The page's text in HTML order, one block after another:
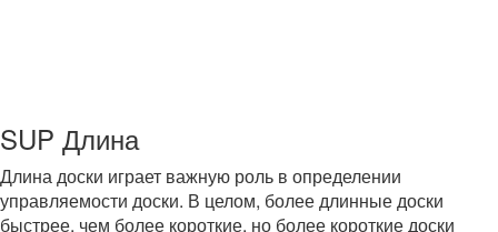
SUP Длина
Длина доски играет важную роль в определении
управляемости доски. В целом, более длинные доски
быстрее, чем более короткие, но более короткие доски